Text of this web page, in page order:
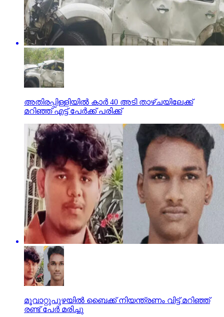
അതിരപ്പിള്ളിയില്‍ കാര്‍ 40 അടി താഴ്ചയിലേക്ക്
മറിഞ്ഞ് എട്ട് പേര്‍ക്ക് പരിക്ക്
മൂവാറ്റുപുഴയില്‍ ബൈക്ക് നിയന്ത്രണം വിട്ട് മറിഞ്ഞ്
രണ്ട് പേര്‍ മരിച്ചു